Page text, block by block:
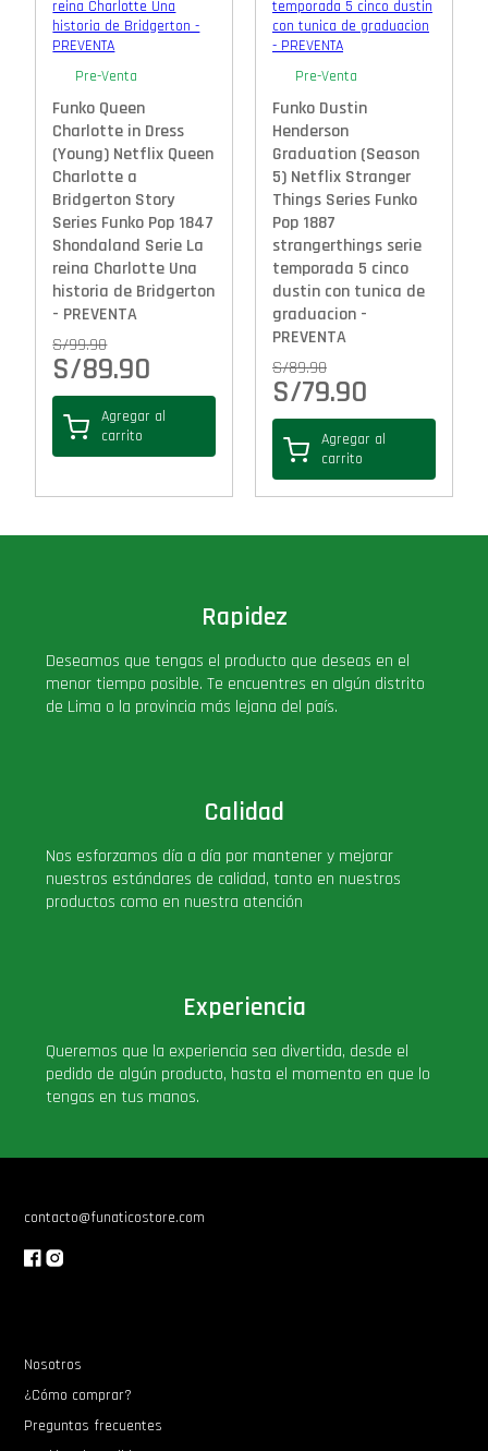
Pre-Venta
Funko Queen
Charlotte in Dress
(Young) Netflix Queen
Charlotte a
Bridgerton Story
Series Funko Pop 1847
Shondaland Serie La
reina Charlotte Una
historia de Bridgerton
- PREVENTA
S/99.90
S/89.90
Agregar al
carrito
Pre-Venta
Funko Dustin
Henderson
Graduation (Season
5) Netflix Stranger
Things Series Funko
Pop 1887
strangerthings serie
temporada 5 cinco
dustin con tunica de
graduacion -
PREVENTA
S/89.90
S/79.90
Agregar al
carrito
Rapidez
Deseamos que tengas el producto que deseas en el
menor tiempo posible. Te encuentres en algún distrito
de Lima o la provincia más lejana del país.
Calidad
Nos esforzamos día a día por mantener y mejorar
nuestros estándares de calidad, tanto en nuestros
productos como en nuestra atención
Experiencia
Queremos que la experiencia sea divertida, desde el
pedido de algún producto, hasta el momento en que lo
tengas en tus manos.
contacto@funaticostore.com
Nosotros
¿Cómo comprar?
Preguntas frecuentes